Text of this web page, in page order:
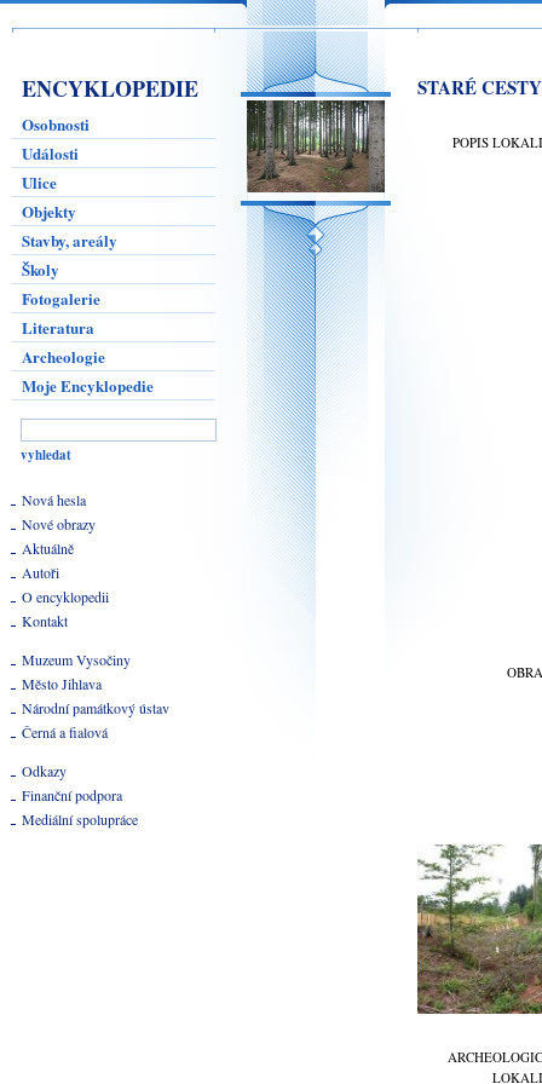
ENCYKLOPEDIE
Osobnosti
Události
Ulice
Objekty
Stavby, areály
Školy
Fotogalerie
Literatura
Archeologie
Moje Encyklopedie
Nová hesla
Nové obrazy
Aktuálně
Autoři
O encyklopedii
Kontakt
Muzeum Vysočiny
Město Jihlava
Národní památkový ústav
Černá a fialová
Odkazy
Finanční podpora
Mediální spolupráce
STARÉ CESTY
POPIS